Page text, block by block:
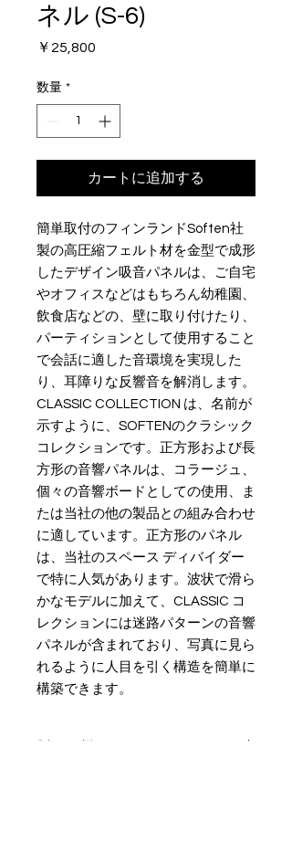
ネル (S-6)
￥25,800
数量 *
カートに追加する
簡単取付のフィンランドSoften社
製の高圧縮フェルト材を金型で成形
したデザイン吸音パネルは、ご自宅
やオフィスなどはもちろん幼稚園、
飲食店などの、壁に取り付けたり、
パーティションとして使用すること
で会話に適した音環境を実現した
り、耳障りな反響音を解消します。
CLASSIC COLLECTION は、名前が
示すように、SOFTENのクラシック
コレクションです。正方形および長
方形の音響パネルは、コラージュ、
個々の音響ボードとしての使用、ま
たは当社の他の製品との組み合わせ
に適しています。正方形のパネル
は、当社のスペース ディバイダー
で特に人気があります。波状で滑ら
かなモデルに加えて、CLASSIC コ
レクションには迷路パターンの音響
パネルが含まれており、写真に見ら
れるように人目を引く構造を簡単に
構築できます。